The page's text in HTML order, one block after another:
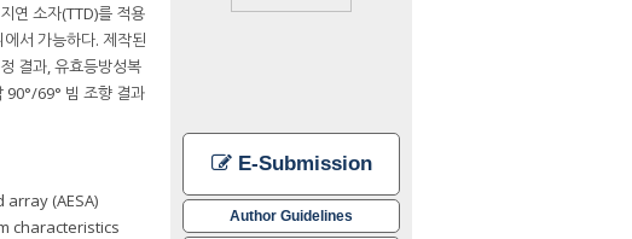
E-Submission
Author Guidelines
연 소자(TTD)를 적용
서 가능하다. 제작된
결과, 유효등방성복
90°/69° 빔 조향 결과
(AESA)
characteristics